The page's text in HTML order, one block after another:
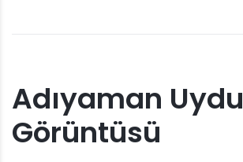
Adıyaman Uydu
Görüntüsü